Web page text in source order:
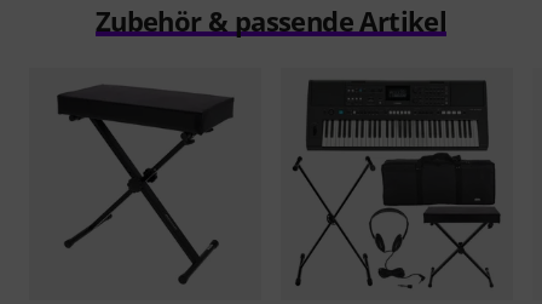
Zubehör & passende Artikel